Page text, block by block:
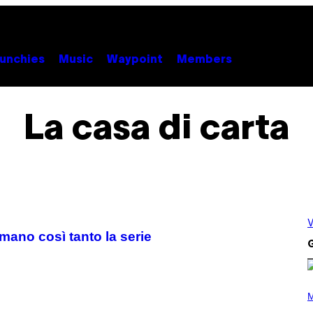
Music Waypoint Members
La casa di carta
così tanto la serie
H